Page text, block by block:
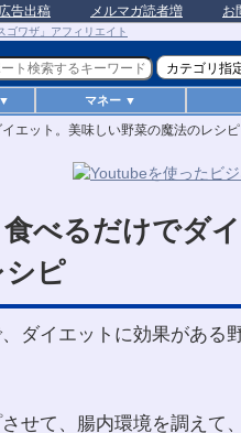
広告出稿 メルマガ読者増 お
マネー ▼
エット。美味しい野菜の魔法のレシピ
べるだけでダ
シピ
ダイエットに効果がある
せて、腸内環境を調えて